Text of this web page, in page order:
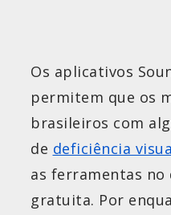
Os aplicativos
permitem que os
brasileiros com
de deficiência
as ferramentas no
gratuita. Por